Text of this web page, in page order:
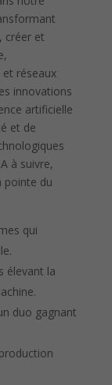
créer et
réseaux
innovations
artificielle
et de
à suivre,
pointe du
qui
élevant la
duo gagnant